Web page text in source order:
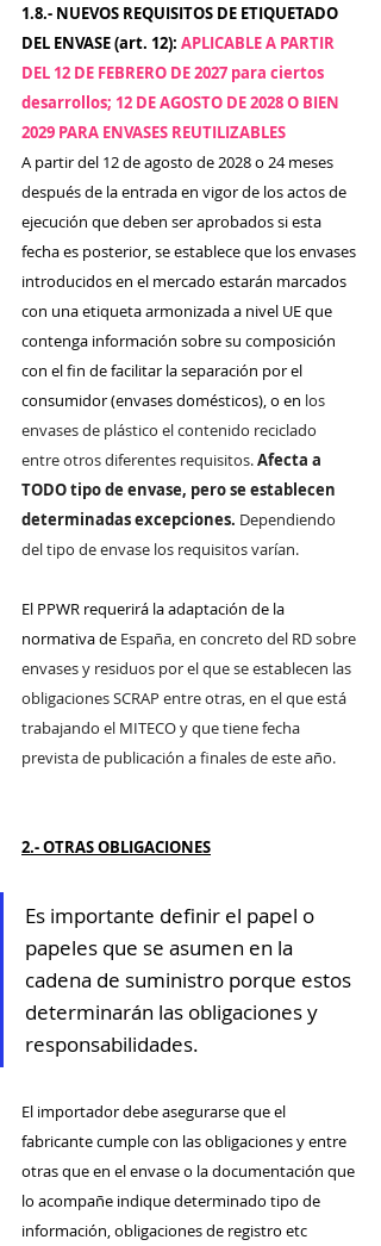
1.8.- NUEVOS REQUISITOS DE ETIQUETADO
DEL ENVASE (art. 12): APLICABLE A PARTIR
DEL 12 DE FEBRERO DE 2027 para ciertos
desarrollos; 12 DE AGOSTO DE 2028 O BIEN
2029 PARA ENVASES REUTILIZABLES
A partir del 12 de agosto de 2028 o 24 meses
después de la entrada en vigor de los actos de
ejecución que deben ser aprobados si esta
fecha es posterior, se establece que los envases
introducidos en el mercado estarán marcados
con una etiqueta armonizada a nivel UE que
contenga información sobre su composición
con el fin de facilitar la separación por el
consumidor (envases domésticos), o en los
envases de plástico el contenido reciclado
entre otros diferentes requisitos. Afecta a
TODO tipo de envase, pero se establecen
determinadas excepciones. Dependiendo
del tipo de envase los requisitos varían.
El PPWR requerirá la adaptación de la
normativa de España, en concreto del RD sobre
envases y residuos por el que se establecen las
obligaciones SCRAP entre otras, en el que está
trabajando el MITECO y que tiene fecha
prevista de publicación a finales de este año.
2.- OTRAS OBLIGACIONES
Es importante definir el papel o
papeles que se asumen en la
cadena de suministro porque estos
determinarán las obligaciones y
responsabilidades.
El importador debe asegurarse que el
fabricante cumple con las obligaciones y entre
otras que en el envase o la documentación que
lo acompañe indique determinado tipo de
información, obligaciones de registro etc